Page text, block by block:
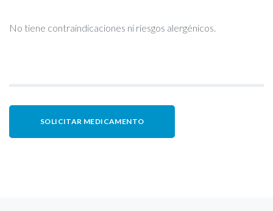
No tiene contraindicaciones ni riesgos alergénicos.
SOLICITAR MEDICAMENTO